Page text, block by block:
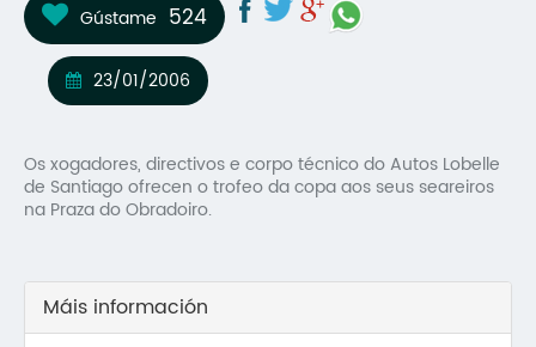
Gústame 524
23/01/2006
Os xogadores, directivos e corpo técnico do Autos Lobelle
de Santiago ofrecen o trofeo da copa aos seus seareiros
na Praza do Obradoiro.
Máis información